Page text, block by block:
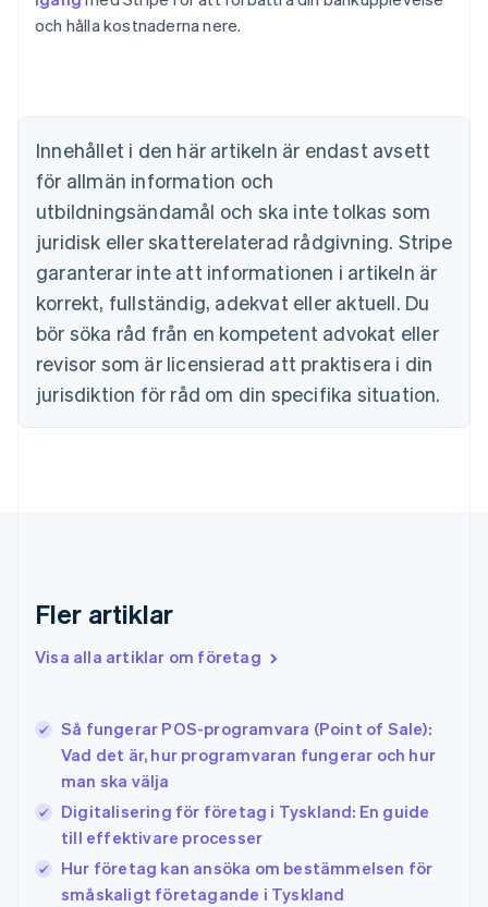
och hålla kostnaderna nere.
Innehållet i den här artikeln är endast avsett
för allmän information och
utbildningsändamål och ska inte tolkas som
juridisk eller skatterelaterad rådgivning. Stripe
garanterar inte att informationen i artikeln är
korrekt, fullständig, adekvat eller aktuell. Du
bör söka råd från en kompetent advokat eller
revisor som är licensierad att praktisera i din
jurisdiktion för råd om din specifika situation.
Fler artiklar
Visa alla artiklar om företag
Så fungerar POS-programvara (Point of Sale):
Vad det är, hur programvaran fungerar och hur
man ska välja
Digitalisering för företag i Tyskland: En guide
till effektivare processer
Hur företag kan ansöka om bestämmelsen för
småskaligt företagande i Tyskland
Australien
Brasilien
PortuguêsEnglish
Bulgarien
English
Cypern
Danmark
English
Estland
English
Fastlandskina
简体中文English
EnglishSvenska
Frankrike
Hongkong SAR, Kina
English 简体中文
Indien
Italien
ItalianoEnglish
Japan
日本語 English
Kanada
English Français
Kroatien
EnglishItaliano